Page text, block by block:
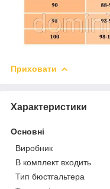
Приховати
Характеристики
Основні
Виробник
В комплект входить
Тип бюстгальтера